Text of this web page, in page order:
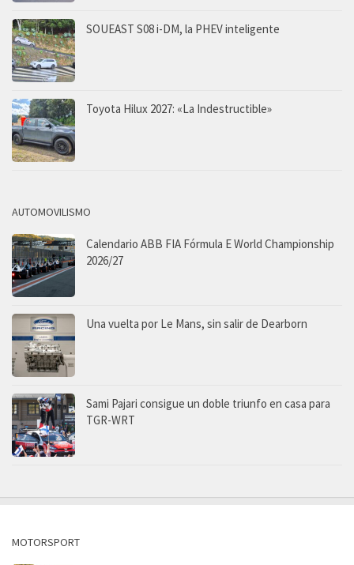
SOUEAST S08 i-DM, la PHEV inteligente
Toyota Hilux 2027: «La Indestructible»
AUTOMOVILISMO
Calendario ABB FIA Fórmula E World Championship
2026/27
Una vuelta por Le Mans, sin salir de Dearborn
Sami Pajari consigue un doble triunfo en casa para
TGR-WRT
MOTORSPORT